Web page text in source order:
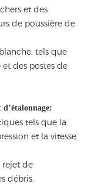
et des
de poussière de
tels que
des postes de
tels que la
et la vitesse
rejet de
débris.